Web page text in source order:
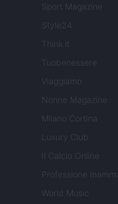
Sport Magazine
Style24
Think.it
Tuobenessere
Viaggiamo
Nonne Magazine
Milano Cortina
Luxury Club
Il Calcio Online
Professione mamma
World Music